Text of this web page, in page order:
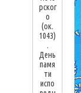
рског
о
(ок.
1043)
.
День
памя
ти
испо